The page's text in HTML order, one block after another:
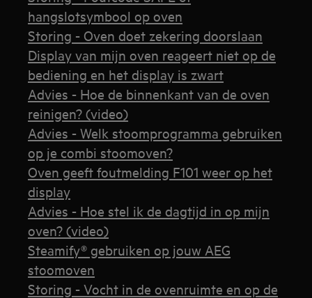
hangslotsymbool op oven
Storing - Oven doet zekering doorslaan
Display van mijn oven reageert niet op de
bediening en het display is zwart
Advies - Hoe de binnenkant van de oven
reinigen? (video)
Advies - Welk stoomprogramma gebruiken
op je combi stoomoven?
Oven geeft foutmelding F101 weer op het
display
Advies - Hoe stel ik de dagtijd in op mijn
oven? (video)
Steamify® gebruiken op jouw AEG
stoomoven
Storing - Vocht in de ovenruimte en op de